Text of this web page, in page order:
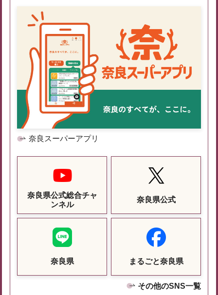
奈良スーパーアプリ
奈良県公式総合チャ
ンネル
奈良県公式
奈良県 まるごと奈良県
その他のSNS一覧